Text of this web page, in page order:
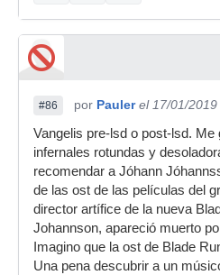
#86 por Pauler el 17/01/2019
Vangelis pre-lsd o post-lsd.
infernales rotundas y
recomendar a Jóhann
de las ost de las películas del
director artífice de la nueva
Johannson, apareció muerto
Imagino que la ost de Blade
Una pena descubrir a un